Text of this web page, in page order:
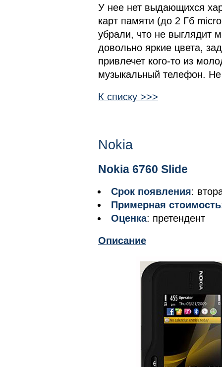
У нее нет выдающихся
карт памяти (до 2 Гб
убрали, что не выглядит
довольно яркие цвета,
привлечет кого-то из
музыкальный телефон.
К списку >>>
Nokia
Nokia 6760 Slide
Срок появления:
Примерная стоимость
Оценка: претендент
Описание